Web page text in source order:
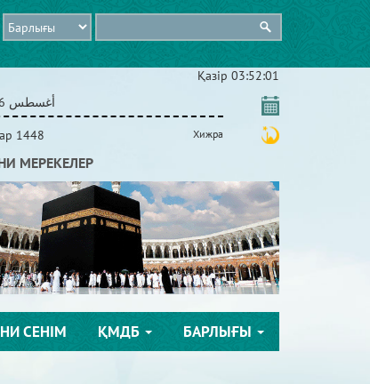
Қазір 03:52:01
08 أغسطس 2026
1448 Хижра
МЕРЕКЕЛЕР
СЕНІМ ҚМДБ БАРЛЫҒЫ